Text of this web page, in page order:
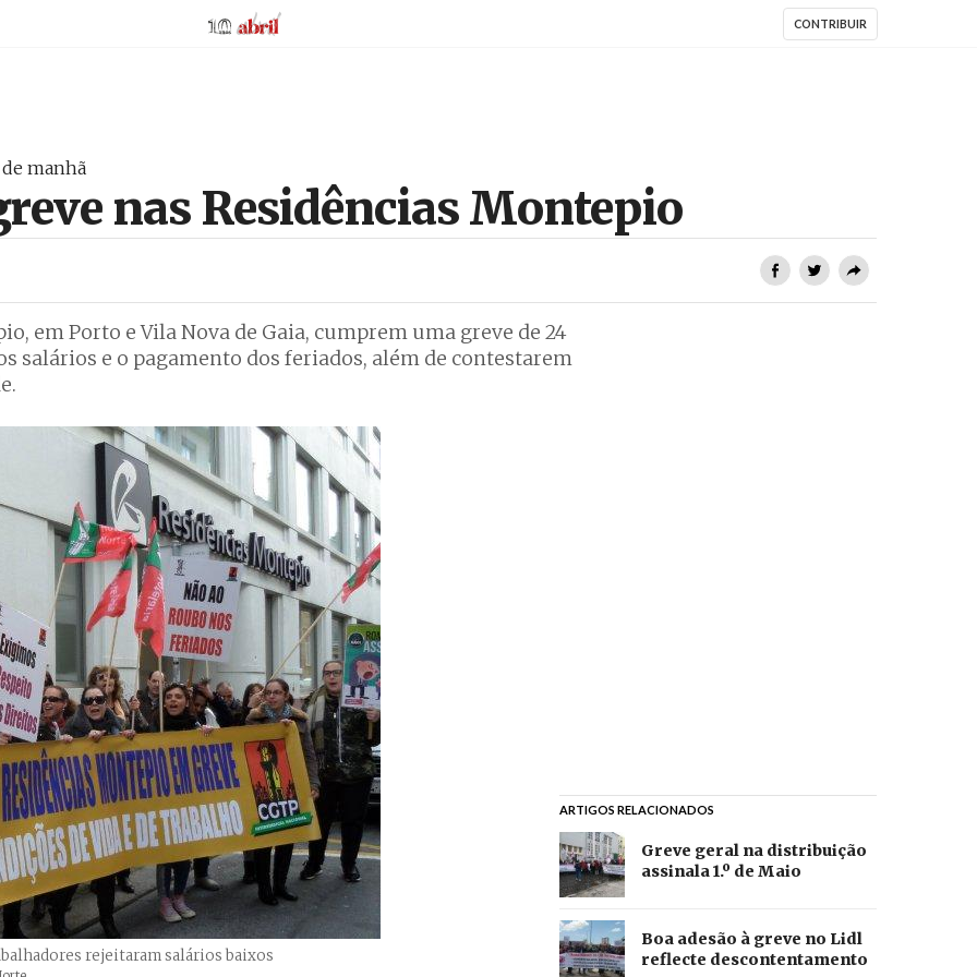
AbrilAbril CONTRIBUIR
manhã
nas Residências Montepio
em Porto e Vila Nova de Gaia, cumprem uma greve de 24
salários e o pagamento dos feriados, além de contestarem
rejeitaram salários baixos
ARTIGOS RELACIONADOS
Greve geral na distribuição
assinala 1.º de Maio
Boa adesão à greve no Lidl
reflecte descontentamento